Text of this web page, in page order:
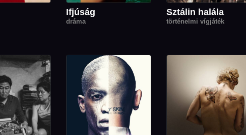
Ifjúság
dráma
Sztálin halála
történelmi vígjáték